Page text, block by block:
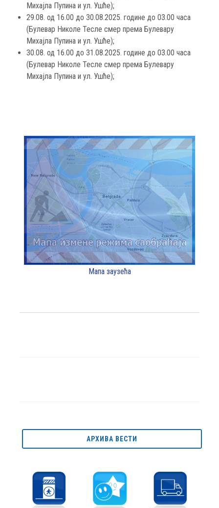
Михајла Пупина и ул. Ушће);
29.08. од 16.00 до 30.08.2025. године до 03.00 часа
(Булевар Николе Тесле смер према Булевару
Михајла Пупина и ул. Ушће);
30.08. од 16.00 до 31.08.2025. године до 03.00 часа
(Булевар Николе Тесле смер према Булевару
Михајла Пупина и ул. Ушће);
Мапа заузећа
АРХИВА ВЕСТИ